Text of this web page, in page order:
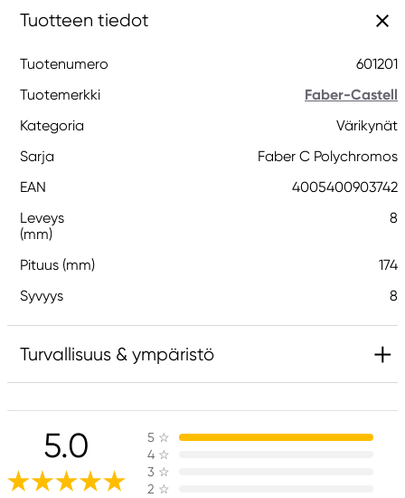
Tuotteen tiedot
Tuotenumero
601201
Tuotemerkki
Faber-Castell
Kategoria
Värikynät
Sarja
Faber C Polychromos
EAN
4005400903742
Leveys
(mm)
8
Pituus (mm)
174
Syvyys
8
Turvallisuus & ympäristö
Vastuullinen EU
Faber-Castell
Faber-Castell Ag
Nürnberger Straße 2
5.0 5 ☆
4 ☆
3 ☆
2 ☆